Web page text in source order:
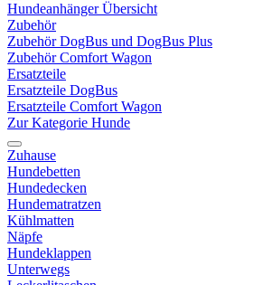
Hundeanhänger Übersicht
Zubehör
Zubehör DogBus und DogBus Plus
Zubehör Comfort Wagon
Ersatzteile
Ersatzteile DogBus
Ersatzteile Comfort Wagon
Zur Kategorie Hunde
Zuhause
Hundebetten
Hundedecken
Hundematratzen
Kühlmatten
Näpfe
Hundeklappen
Unterwegs